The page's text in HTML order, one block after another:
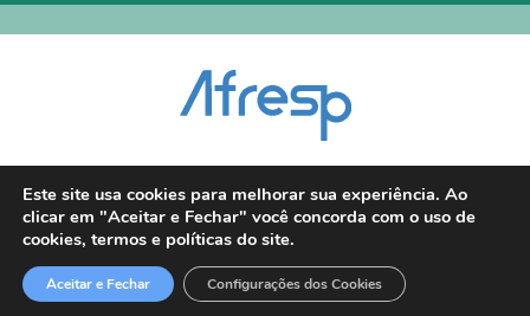
dpo@afresp.org.br
Diretor Técnico: Antonio Carlos Aparecido. CRM: 54.464
Este site usa cookies para melhorar sua experiência. Ao
clicar em "Aceitar e Fechar" você concorda com o uso de
cookies, termos e políticas do site.
Aceitar e Fechar Configurações dos Cookies